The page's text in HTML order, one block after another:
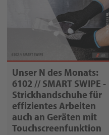
Unser N des Monats:
6102 // SMART SWIPE -
Strickhandschuhe für
effizientes Arbeiten
auch an Geräten mit
Touchscreenfunktion